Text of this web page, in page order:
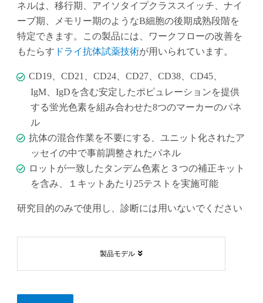
ネルは、移行期、アイソタイプクラススイッチ、ナイ
ーブ期、メモリー期のようなB細胞の後期成熟段階を
特定できます。この製品には、ワークフローの改善を
もたらす ドライ抗体試薬技術が用いられています。
CD19、CD21、CD24、CD27、CD38、CD45、
IgM、IgDを含む安定したポピュレーションを提供
する蛍光色素を組み合わせた8つのマーカーのパネ
ル
抗体の混合作業を不要にする、ユニット化されたア
ッセイの中で事前調整されたパネル
ロットが一致したタンデム色素と３つの補正キット
を含み、１キットあたり25テストを実施可能
研究目的のみで使用し、診断には用いないでください
製品モデル